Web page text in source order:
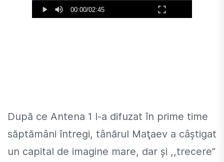
00:00/02:45
După ce Antena 1 l-a difuzat în prime time
săptămâni întregi, tânărul Maţaev a câştigat
un capital de imagine mare, dar şi ,,trecere”